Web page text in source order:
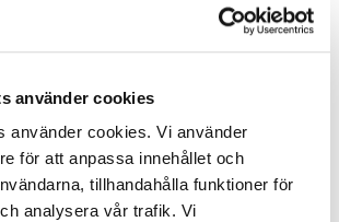
använder cookies
använder cookies. Vi använder
för att anpassa innehållet och
tillhandahålla funktioner för
analysera vår trafik. Vi
hjälper dig att nå dina träningsmål.
massage via våra egna massörer, eller
massörer:
, Tel receptionen: 079-102 66 95